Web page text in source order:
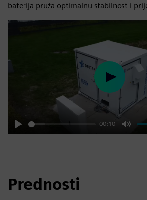
baterija pruža optimalnu stabilnost i
Play
00:10
Mute
Play
Prednosti